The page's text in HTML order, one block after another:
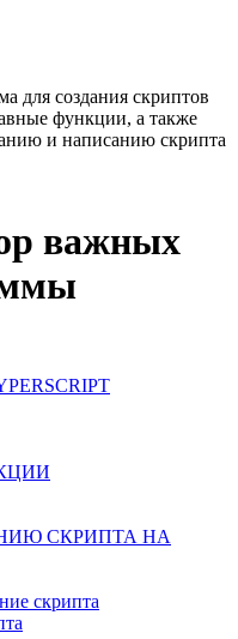
для создания скриптов
функции, а также
и написанию скрипта
важных
СКРИПТА НА
скрипта